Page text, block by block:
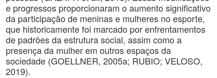
e progressos proporcionaram o aumento significativo
da participação de meninas e mulheres no esporte,
que historicamente foi marcado por enfrentamentos
de padrões da estrutura social, assim como a
presença da mulher em outros espaços da
sociedade (GOELLNER, 2005a; RUBIO; VELOSO,
2019).